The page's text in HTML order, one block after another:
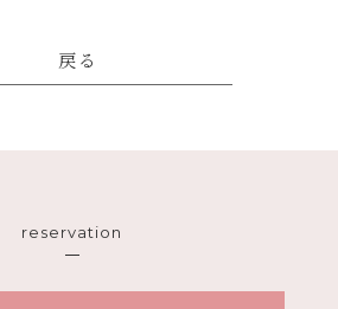
戻る
reservation